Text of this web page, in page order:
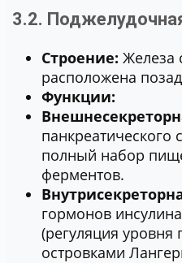
3.2.
Строение: Железа
расположена
Функции:
панкреатического
полный набор
ферментов.
гормонов
(регуляция уровня
островками